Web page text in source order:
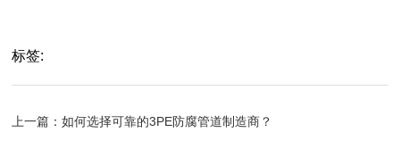
标签:
上一篇：如何选择可靠的3PE防腐管道制造商？